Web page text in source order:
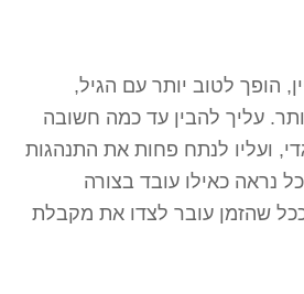
הופך לטוב יותר עם הגיל,
עליך להבין עד כמה חשובה
ועליו לנתח פחות את התנהגות
נראה כאילו עובד בצורה
שהזמן עובר לצדו את מקבלת